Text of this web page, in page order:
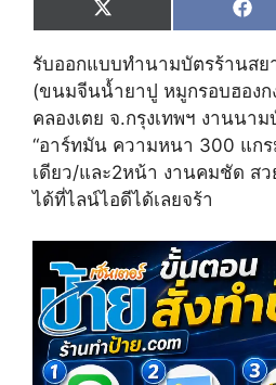
Share
on
X
(
w
i
t
e
r
)
on
F
a
e
b
o
k
รับออกแบบทำนามบัตรร้านส
(ขนมจีนน้ำยาปู หมูกรอบฮอง
คลองเตย จ.กรุงเทพฯ งานนา
“อาร์ทมัน ความหนา 300 แก
เดียว/และ2หน้า งานคมชัด ส
ได้ที่ไลน์ไอดีได้เลยจร้า